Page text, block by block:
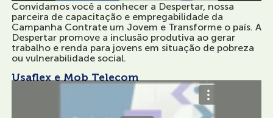
Convidamos você a conhecer a Despertar, nossa
parceira de capacitação e empregabilidade da
Campanha Contrate um Jovem e Transforme o país. A
Despertar promove a inclusão produtiva ao gerar
trabalho e renda para jovens em situação de pobreza
ou vulnerabilidade social.
Usaflex e Mob Telecom